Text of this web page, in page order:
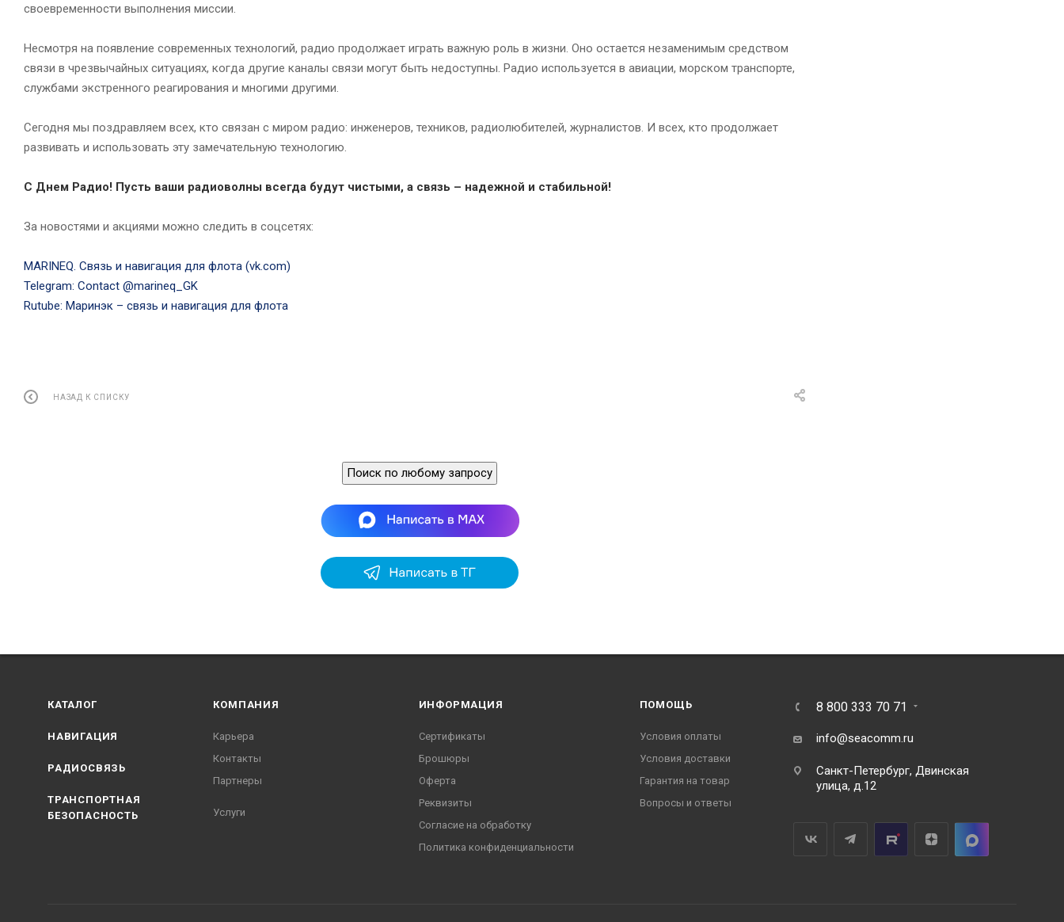
своевременности выполнения миссии.
Несмотря на появление современных технологий, радио продолжает играть важную роль в жизни. Оно остается незаменимым средством
связи в чрезвычайных ситуациях, когда другие каналы связи могут быть недоступны. Радио используется в авиации, морском транспорте,
службами экстренного реагирования и многими другими.
Сегодня мы поздравляем всех, кто связан с миром радио: инженеров, техников, радиолюбителей, журналистов. И всех, кто продолжает
развивать и использовать эту замечательную технологию.
С Днем Радио! Пусть ваши радиоволны всегда будут чистыми, а связь – надежной и стабильной!
За новостями и акциями можно следить в соцсетях:
MARINEQ. Связь и навигация для флота (vk.com)
Telegram: Contact @marineq_GK
Rutube: Маринэк – связь и навигация для флота
НАЗАД К СПИСКУ
Поиск по любому запросу
КАТАЛОГ
НАВИГАЦИЯ
РАДИОСВЯЗЬ
ТРАНСПОРТНАЯ
БЕЗОПАСНОСТЬ
КОМПАНИЯ
Карьера
Контакты
Партнеры
Услуги
ИНФОРМАЦИЯ
Сертификаты
Брошюры
Оферта
Реквизиты
Согласие на обработку
Политика конфиденциальности
ПОМОЩЬ
Условия оплаты
Условия доставки
Гарантия на товар
Вопросы и ответы
8 800 333 70 71
info@seacomm.ru
Санкт-Петербург, Двинская
улица, д.12